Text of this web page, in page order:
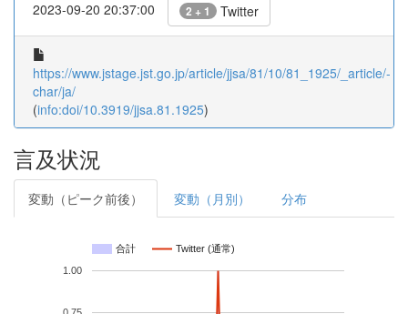
2023-09-20 20:37:00 2 + 1 Twitter
https://www.jstage.jst.go.jp/article/jjsa/81/10/81_1925/_article/-
char/ja/
(info:doi/10.3919/jjsa.81.1925)
言及状況
変動（ピーク前後） 変動（月別） 分布
合計 Twitter (通常)
1.00